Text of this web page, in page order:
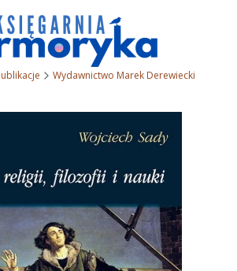
Wydawnictwo Marek Derewiecki